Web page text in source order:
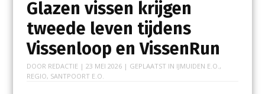
Glazen vissen krijgen
tweede leven tijdens
Vissenloop en VissenRun
DOOR REDACTIE | 23 MEI 2026| GEPLAATST IN IJMUIDEN E.O. ,
REGIO, SANTPOORT E.O.